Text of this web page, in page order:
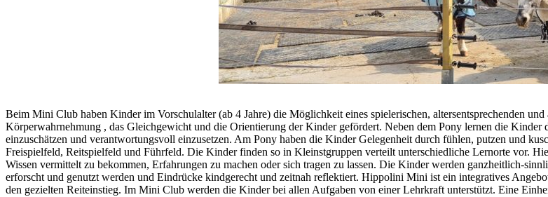
Beim Mini Club haben Kinder im Vorschulalter (ab 4 Jahre) die Möglichkeit eines spielerischen, altersentsprechenden
Körperwahrnehmung , das Gleichgewicht und die Orientierung der Kinder gefördert. Neben dem Pony lernen die Kinder
einzuschätzen und verantwortungsvoll einzusetzen. Am Pony haben die Kinder Gelegenheit durch fühlen, putzen und
Freispielfeld, Reitspielfeld und Führfeld. Die Kinder finden so in Kleinstgruppen verteilt unterschiedliche Lernorte vor.
Wissen vermittelt zu bekommen, Erfahrungen zu machen oder sich tragen zu lassen. Die Kinder werden ganzheitlich-
erforscht und genutzt werden und Eindrücke kindgerecht und zeitnah reflektiert. Hippolini Mini ist ein integratives
den gezielten Reiteinstieg. Im Mini Club werden die Kinder bei allen Aufgaben von einer Lehrkraft unterstützt. Eine